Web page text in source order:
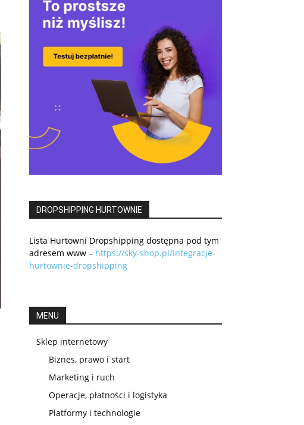
DROPSHIPPING HURTOWNIE
Lista Hurtowni Dropshipping dostępna pod tym
adresem www – https://sky-shop.pl/integracje-
hurtownie-dropshipping
MENU
Sklep internetowy
Biznes, prawo i start
Marketing i ruch
Operacje, płatności i logistyka
Platformy i technologie